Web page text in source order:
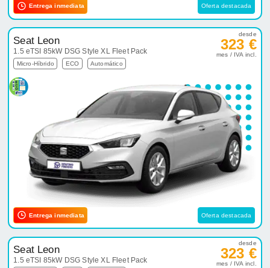
Entrega inmediata Oferta destacada
Seat Leon
1.5 eTSI 85kW DSG Style XL Fleet Pack
Micro-Híbrido ECO Automático
desde
323 €
mes / IVA incl.
Entrega inmediata Oferta destacada
Seat Leon
1.5 eTSI 85kW DSG Style XL Fleet Pack
desde
323 €
mes / IVA incl.